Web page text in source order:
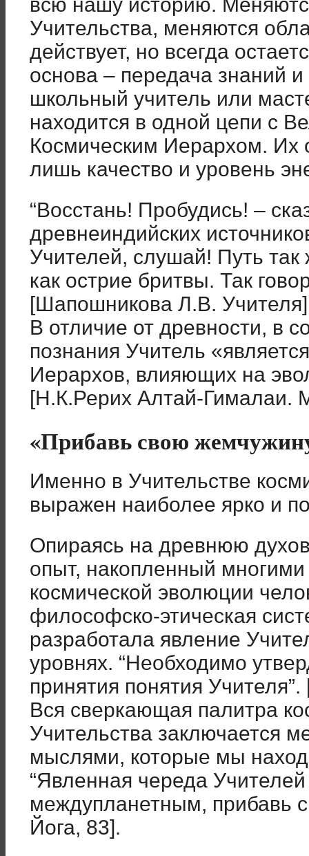
Учительства, меняются
действует, но всегда
основа – передача знаний
школьный учитель или
находится в одной цепи с
Космическим Иерархом. Их
лишь качество и уровень
“Восстань! Пробудись! –
древнеиндийских
Учителей, слушай! Путь
как острие бритвы. Так
[Шапошникова Л.В.
В отличие от древности, в
познания Учитель
Иерархов, влияющих на
[Н.К.Рерих Алтай-Гималаи.
«Прибавь свою
Именно в Учительстве
выражен наиболее ярко и
Опираясь на древнюю
опыт, накопленный
космической эволюции
философско-этическая
разработала явление
уровнях. “Необходимо
принятия понятия
Вся сверкающая палитра
Учительства заключается
мыслями, которые мы
“Явленная череда
междупланетным, прибавь
Йога, 83].